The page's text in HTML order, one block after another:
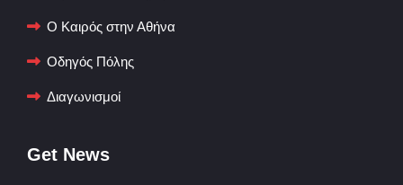
Ο Καιρός στην Αθήνα
Οδηγός Πόλης
Διαγωνισμοί
Get News